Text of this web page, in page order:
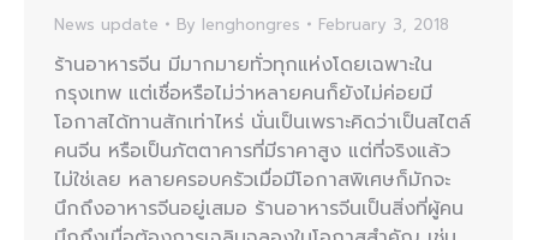
News update By lenghongres February 3, 2018
ร้านอาหารจีน มีมากมายทั่วทุกแห่งโดยเฉพาะใน
กรุงเทพ แต่เชื่อหรือไม่ว่าหลายคนก็ยังไม่ค่อยมี
โอกาสได้ทานสักเท่าไหร่ นั่นเป็นเพราะคิดว่าเป็นสไตล์
คนจีน หรือเป็นภัตตาคารที่มีราคาสูง แต่ที่จริงแล้ว
ไม่ใช่เลย หลายครอบครัวเมื่อมีโอกาสพิเศษก็มักจะ
นึกถึงอาหารจีนอยู่เสมอ ร้านอาหารจีนเป็นสิ่งที่ผู้คน